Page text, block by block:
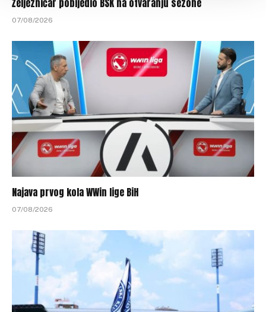
07/08/2026
Najava prvog kola WWin lige BiH
07/08/2026